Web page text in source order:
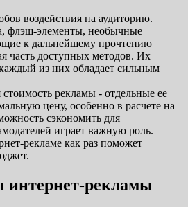
воздействия на аудиторию.
флэш-элементы, необычные
к дальнейшему прочтению
часть доступных методов. Их
из них обладает сильным
стоимость рекламы - отдельные ее
цену, особенно в расчете на
сэкономить для
играет важную роль.
рекламе как раз поможет
рекламы